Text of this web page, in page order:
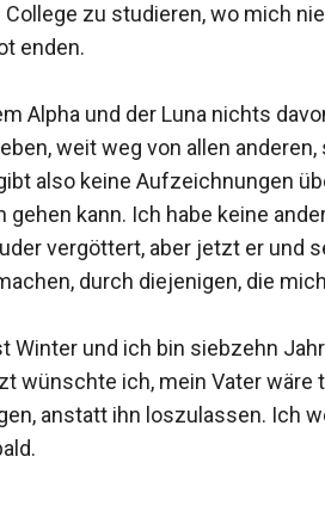
College zu studieren, wo mich
enden.
Alpha und der Luna nichts
weit weg von allen
also keine Aufzeichnungen
gehen kann. Ich habe keine
vergöttert, aber jetzt er und
durch diejenigen, die
Winter und ich bin siebzehn
wünschte ich, mein Vater wäre
anstatt ihn loszulassen. Ich